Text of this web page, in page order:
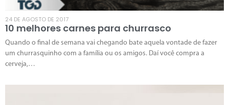
24 DE AGOSTO DE 2017
10 melhores carnes para churrasco
Quando o final de semana vai chegando bate aquela vontade de fazer
um churrasquinho com a família ou os amigos. Daí você compra a
cerveja,…